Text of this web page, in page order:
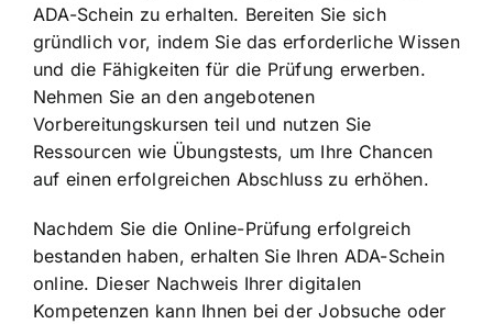
ADA-Schein zu erhalten. Bereiten Sie sich
gründlich vor, indem Sie das erforderliche Wissen
und die Fähigkeiten für die Prüfung erwerben.
Nehmen Sie an den angebotenen
Vorbereitungskursen teil und nutzen Sie
Ressourcen wie Übungstests, um Ihre Chancen
auf einen erfolgreichen Abschluss zu erhöhen.
Nachdem Sie die Online-Prüfung erfolgreich
bestanden haben, erhalten Sie Ihren ADA-Schein
online. Dieser Nachweis Ihrer digitalen
Kompetenzen kann Ihnen bei der Jobsuche oder